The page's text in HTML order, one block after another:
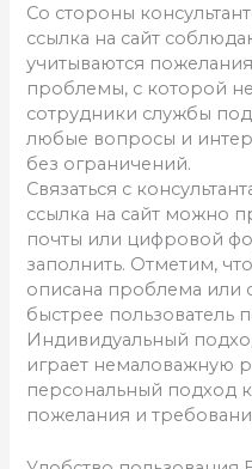
Со стороны
ссылка на сайт
учитываются
проблемы, с которой
сотрудники службы
любые вопросы и
без ограничений.
Связаться с
ссылка на сайт можно
почты или цифровой
заполнить. Отметим,
описана проблема или
быстрее пользователь
Индивидуальный
играет немаловажную
персональный подход
пожелания и